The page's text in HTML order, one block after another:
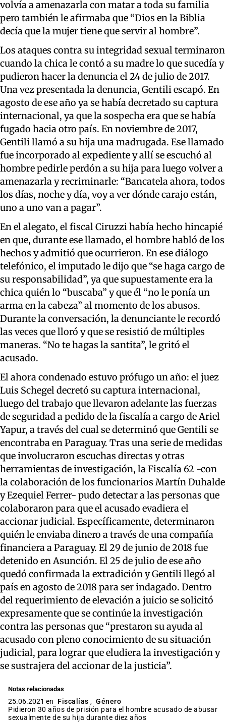
volvía a amenazarla con matar a toda su familia
pero también le afirmaba que “Dios en la Biblia
decía que la mujer tiene que servir al hombre”.
Los ataques contra su integridad sexual terminaron
cuando la chica le contó a su madre lo que sucedía y
pudieron hacer la denuncia el 24 de julio de 2017.
Una vez presentada la denuncia, Gentili escapó. En
agosto de ese año ya se había decretado su captura
internacional, ya que la sospecha era que se había
fugado hacia otro país. En noviembre de 2017,
Gentili llamó a su hija una madrugada. Ese llamado
fue incorporado al expediente y allí se escuchó al
hombre pedirle perdón a su hija para luego volver a
amenazarla y recriminarle: “Bancatela ahora, todos
los días, noche y día, voy a ver dónde carajo están,
uno a uno van a pagar”.
En el alegato, el fiscal Ciruzzi había hecho hincapié
en que, durante ese llamado, el hombre habló de los
hechos y admitió que ocurrieron. En ese diálogo
telefónico, el imputado le dijo que “se haga cargo de
su responsabilidad”, ya que supuestamente era la
chica quién lo “buscaba” y que él “no le ponía un
arma en la cabeza” al momento de los abusos.
Durante la conversación, la denunciante le recordó
las veces que lloró y que se resistió de múltiples
maneras. “No te hagas la santita”, le gritó el
acusado.
El ahora condenado estuvo prófugo un año: el juez
Luis Schegel decretó su captura internacional,
luego del trabajo que llevaron adelante las fuerzas
de seguridad a pedido de la fiscalía a cargo de Ariel
Yapur, a través del cual se determinó que Gentili se
encontraba en Paraguay. Tras una serie de medidas
que involucraron escuchas directas y otras
herramientas de investigación, la Fiscalía 62 -con
la colaboración de los funcionarios Martín Duhalde
y Ezequiel Ferrer- pudo detectar a las personas que
colaboraron para que el acusado evadiera el
accionar judicial. Específicamente, determinaron
quién le enviaba dinero a través de una compañía
financiera a Paraguay. El 29 de junio de 2018 fue
detenido en Asunción. El 25 de julio de ese año
quedó confirmada la extradición y Gentili llegó al
país en agosto de 2018 para ser indagado. Dentro
del requerimiento de elevación a juicio se solicitó
expresamente que se continúe la investigación
contra las personas que “prestaron su ayuda al
acusado con pleno conocimiento de su situación
judicial, para lograr que eludiera la investigación y
se sustrajera del accionar de la justicia”.
Notas relacionadas
25.06.2021 en Fiscalías , Género
Pidieron 30 años de prisión para el hombre acusado de abusar
sexualmente de su hija durante diez años